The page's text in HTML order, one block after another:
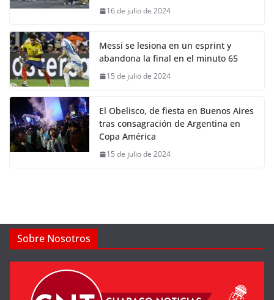
16 de julio de 2024
Messi se lesiona en un esprint y
abandona la final en el minuto 65
15 de julio de 2024
El Obelisco, de fiesta en Buenos Aires
tras consagración de Argentina en
Copa América
15 de julio de 2024
Sobre Nosotros